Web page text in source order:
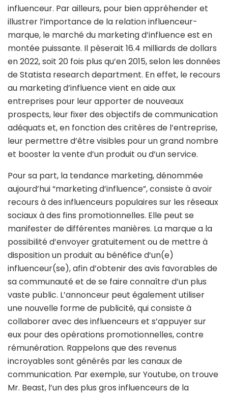
influenceur. Par ailleurs, pour bien appréhender et
illustrer l’importance de la relation influenceur-
marque, le marché du marketing d’influence est en
montée puissante. Il pèserait 16.4 milliards de dollars
en 2022, soit 20 fois plus qu’en 2015, selon les données
de Statista research department. En effet, le recours
au marketing d’influence vient en aide aux
entreprises pour leur apporter de nouveaux
prospects, leur fixer des objectifs de communication
adéquats et, en fonction des critères de l’entreprise,
leur permettre d’être visibles pour un grand nombre
et booster la vente d’un produit ou d’un service.
Pour sa part, la tendance marketing, dénommée
aujourd’hui “marketing d’influence”, consiste à avoir
recours à des influenceurs populaires sur les réseaux
sociaux à des fins promotionnelles. Elle peut se
manifester de différentes manières. La marque a la
possibilité d’envoyer gratuitement ou de mettre à
disposition un produit au bénéfice d’un(e)
influenceur(se), afin d’obtenir des avis favorables de
sa communauté et de se faire connaître d’un plus
vaste public. L’annonceur peut également utiliser
une nouvelle forme de publicité, qui consiste à
collaborer avec des influenceurs et s’appuyer sur
eux pour des opérations promotionnelles, contre
rémunération. Rappelons que des revenus
incroyables sont générés par les canaux de
communication. Par exemple, sur Youtube, on trouve
Mr. Beast, l’un des plus gros influenceurs de la